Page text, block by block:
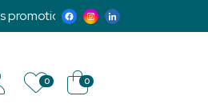
exclusives et notre
0 0